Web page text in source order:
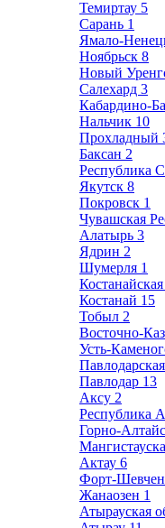
Темиртау 5
Сарань 1
Ямало-
Ноябрьск 8
Новый
Салехард 3
Кабардино-
Нальчик 10
Прохладный
Баксан 2
Республика
Якутск 8
Покровск 1
Чувашская
Алатырь 3
Ядрин 2
Шумерля 1
Костанай 15
Тобыл 2
Восточно-
Усть-
Павлодар 13
Аксу 2
Республика
Горно-
Актау 6
Форт-
Жанаозен 1
Атырауская